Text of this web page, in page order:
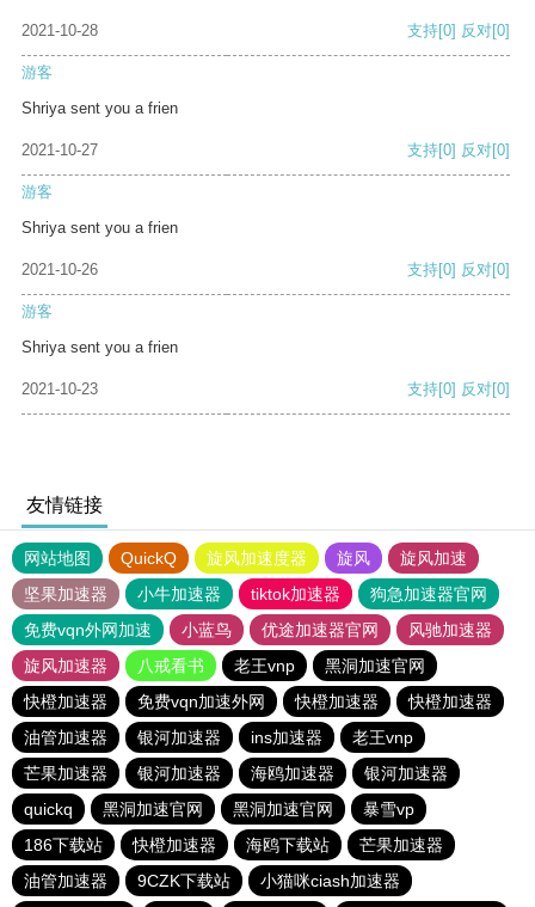
2021-10-28 支持[0] 反对[0]
游客
Shriya sent you a frien
2021-10-27 支持[0] 反对[0]
游客
Shriya sent you a frien
2021-10-26 支持[0] 反对[0]
游客
Shriya sent you a frien
2021-10-23 支持[0] 反对[0]
友情链接
网站地图 QuickQ 旋风加速度器 旋风
旋风加速
坚果加速器
小牛加速器 tiktok加速器
狗急加速器官网
免费vqn外网加速
小蓝鸟 优途加速器官网
风驰加速器
旋风加速器
八戒看书 老王vnp
黑洞加速官网
快橙加速器
免费vqn加速外网 快橙加速器
快橙加速器
油管加速器
银河加速器 ins加速器
老王vnp
芒果加速器
银河加速器 海鸥加速器
银河加速器
quickq
黑洞加速官网 黑洞加速官网
暴雪vp
186下载站
快橙加速器 海鸥下载站
芒果加速器
油管加速器
9CZK下载站 小猫咪ciash加速器